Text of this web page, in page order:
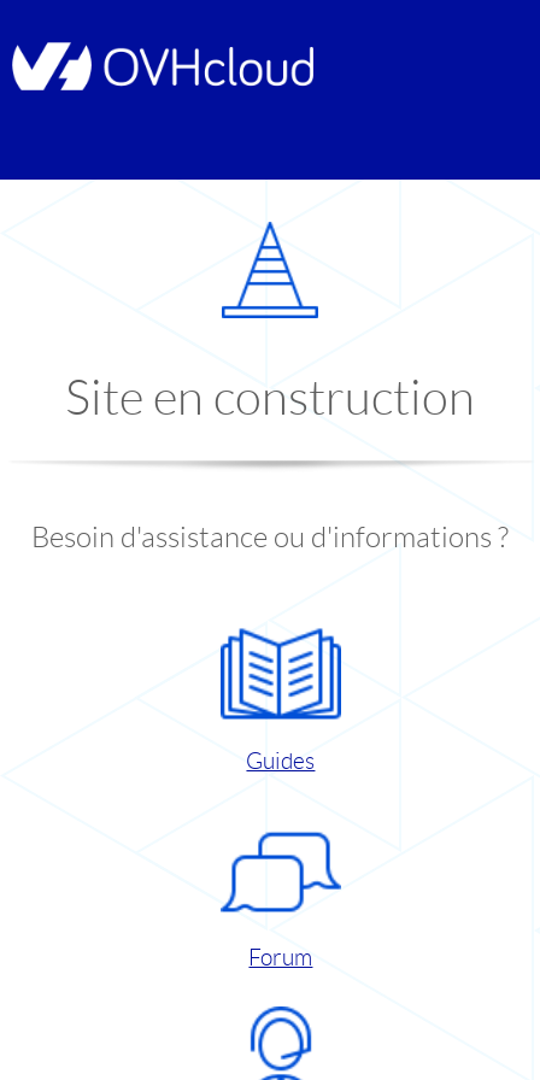
Site en construction
Besoin d'assistance ou d'informations ?
Guides
Forum